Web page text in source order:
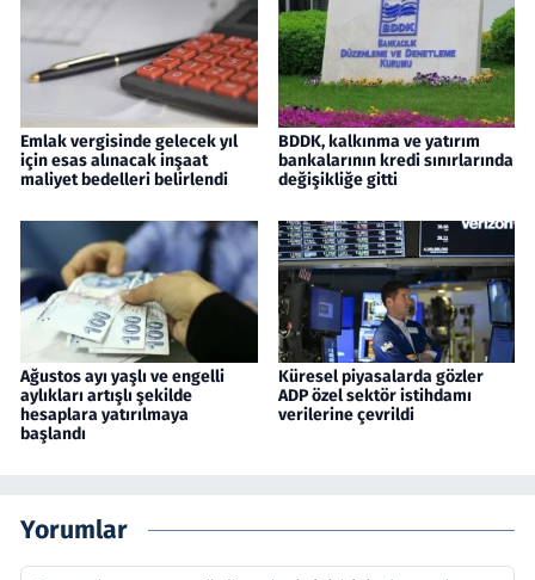
Emlak vergisinde gelecek yıl
için esas alınacak inşaat
maliyet bedelleri belirlendi
BDDK, kalkınma ve yatırım
bankalarının kredi sınırlarında
değişikliğe gitti
Ağustos ayı yaşlı ve engelli
aylıkları artışlı şekilde
hesaplara yatırılmaya
başlandı
Küresel piyasalarda gözler
ADP özel sektör istihdamı
verilerine çevrildi
Yorumlar